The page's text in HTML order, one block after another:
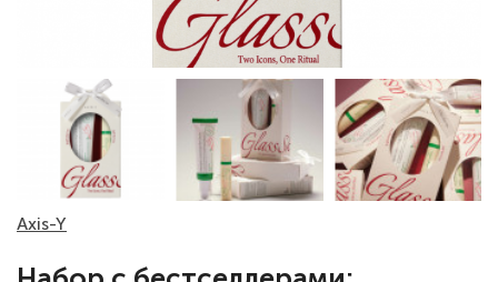
Axis-Y